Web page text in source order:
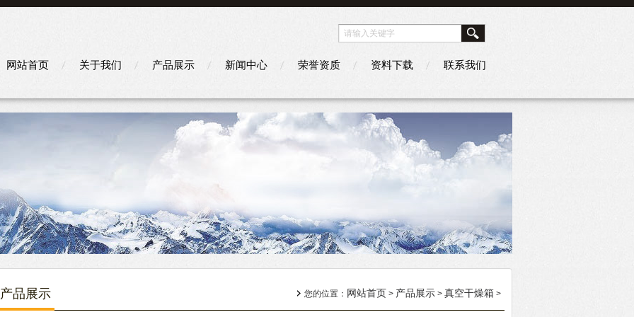
网站首页 关于我们 产品展示 新闻中心 荣誉资质 资料下载 联系我们
产品展示 您的位置： 网站首页 > 产品展示 > 真空干燥箱 >